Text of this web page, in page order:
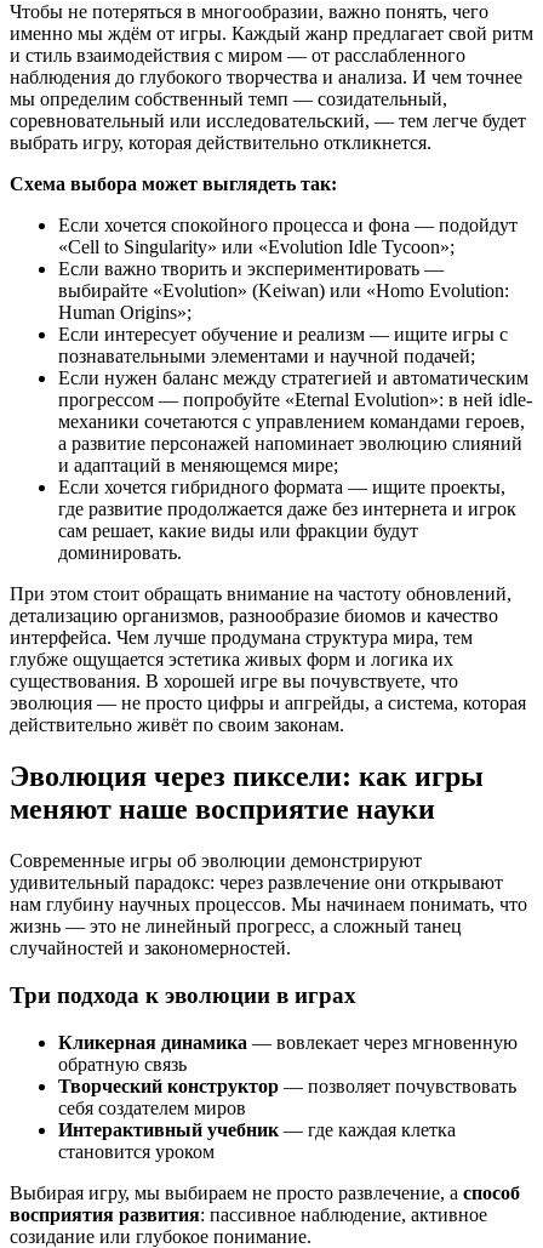
Чтобы не потеряться в многообразии, важно понять, чего
именно мы ждём от игры. Каждый жанр предлагает свой ритм
и стиль взаимодействия с миром — от расслабленного
наблюдения до глубокого творчества и анализа. И чем точнее
мы определим собственный темп — созидательный,
соревновательный или исследовательский, — тем легче будет
выбрать игру, которая действительно откликнется.
Схема выбора может выглядеть так:
Если хочется спокойного процесса и фона — подойдут
«Cell to Singularity» или «Evolution Idle Tycoon»;
Если важно творить и экспериментировать —
выбирайте «Evolution» (Keiwan) или «Homo Evolution:
Human Origins»;
Если интересует обучение и реализм — ищите игры с
познавательными элементами и научной подачей;
Если нужен баланс между стратегией и автоматическим
прогрессом — попробуйте «Eternal Evolution»: в ней idle-
механики сочетаются с управлением командами героев,
а развитие персонажей напоминает эволюцию слияний
и адаптаций в меняющемся мире;
Если хочется гибридного формата — ищите проекты,
где развитие продолжается даже без интернета и игрок
сам решает, какие виды или фракции будут
доминировать.
При этом стоит обращать внимание на частоту обновлений,
детализацию организмов, разнообразие биомов и качество
интерфейса. Чем лучше продумана структура мира, тем
глубже ощущается эстетика живых форм и логика их
существования. В хорошей игре вы почувствуете, что
эволюция — не просто цифры и апгрейды, а система, которая
действительно живёт по своим законам.
Эволюция через пиксели: как игры
меняют наше восприятие науки
Современные игры об эволюции демонстрируют
удивительный парадокс: через развлечение они открывают
нам глубину научных процессов. Мы начинаем понимать, что
жизнь — это не линейный прогресс, а сложный танец
случайностей и закономерностей.
Три подхода к эволюции в играх
Кликерная динамика — вовлекает через мгновенную
обратную связь
Творческий конструктор — позволяет почувствовать
себя создателем миров
Интерактивный учебник — где каждая клетка
становится уроком
Выбирая игру, мы выбираем не просто развлечение, а способ
восприятия развития: пассивное наблюдение, активное
созидание или глубокое понимание.